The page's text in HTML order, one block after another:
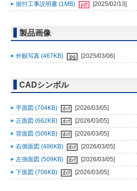
据付工事説明書 (1MB) [2025/02/13]
製品画像
外観写真 (467KB) [2025/03/06]
CADシンボル
平面図 (704KB)
[2026/03/05]
正面図 (662KB)
[2026/03/05]
背面図 (506KB)
[2026/03/05]
右側面図 (486KB)
[2026/03/05]
左側面図 (509KB)
[2026/03/05]
下面図 (706KB)
[2026/03/05]